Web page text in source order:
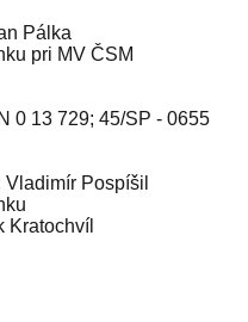
Pálka
pri MV ČSM
0 13 729; 45/SP - 0655
Vladimír Pospíšil
Kratochvíl